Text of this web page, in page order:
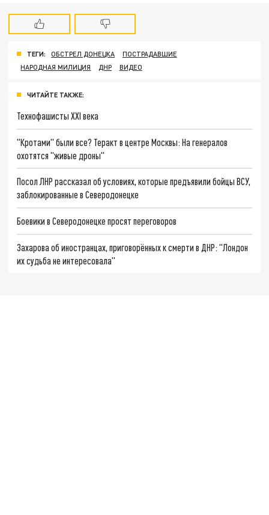
ТЕГИ: ОБСТРЕЛ ДОНЕЦКА
ПОСТРАДАВШИЕ
НАРОДНАЯ МИЛИЦИЯ
ДНР ВИДЕО
ЧИТАЙТЕ ТАКЖЕ:
Технофашисты XXI века
"Кротами" были все? Теракт в центре Москвы: На генералов
охотятся "живые дроны"
Посол ЛНР рассказал об условиях, которые предъявили бойцы ВСУ,
заблокированные в Северодонецке
Боевики в Северодонецке просят переговоров
Захарова об иностранцах, приговорённых к смерти в ДНР: "Лондон
их судьба не интересовала"